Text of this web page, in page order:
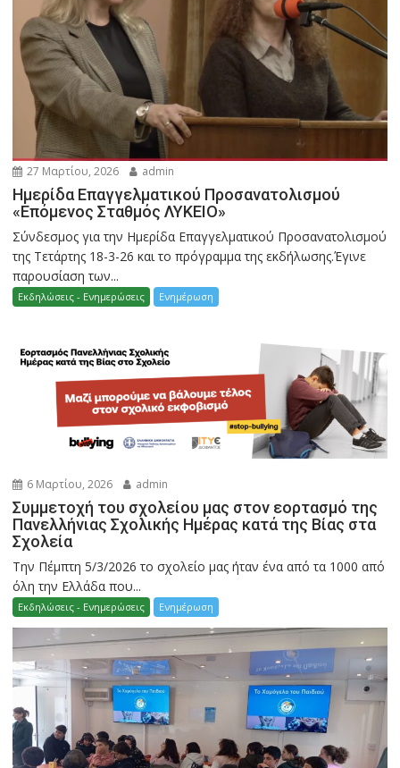
27 Μαρτίου, 2026 admin
Ημερίδα Επαγγελματικού Προσανατολισμού
«Επόμενος Σταθμός ΛΥΚΕΙΟ»
Σύνδεσμος για την Ημερίδα Επαγγελματικού Προσανατολισμού
της Τετάρτης 18-3-26 και το πρόγραμμα της εκδήλωσης.Έγινε
παρουσίαση των...
Εκδηλώσεις - Ενημερώσεις Ενημέρωση
6 Μαρτίου, 2026 admin
Συμμετοχή του σχολείου μας στον εορτασμό της
Πανελλήνιας Σχολικής Ημέρας κατά της Βίας στα
Σχολεία
Την Πέμπτη 5/3/2026 το σχολείο μας ήταν ένα από τα 1000 από
όλη την Ελλάδα που...
Εκδηλώσεις - Ενημερώσεις Ενημέρωση